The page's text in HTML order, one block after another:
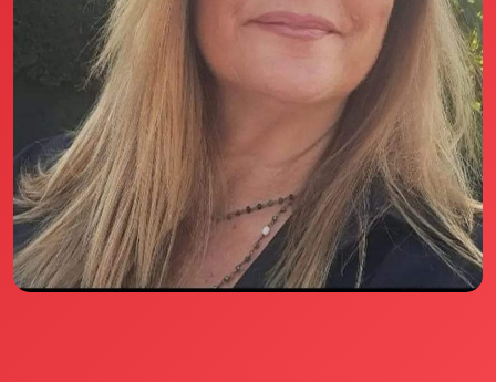
Love Notebook
Il libro Donna di Cuori
Quanto costa Club di Più
Love Academy
Domande Frequenti
Impegno Sociale
Le nostre sedi
Facebook
YouTube